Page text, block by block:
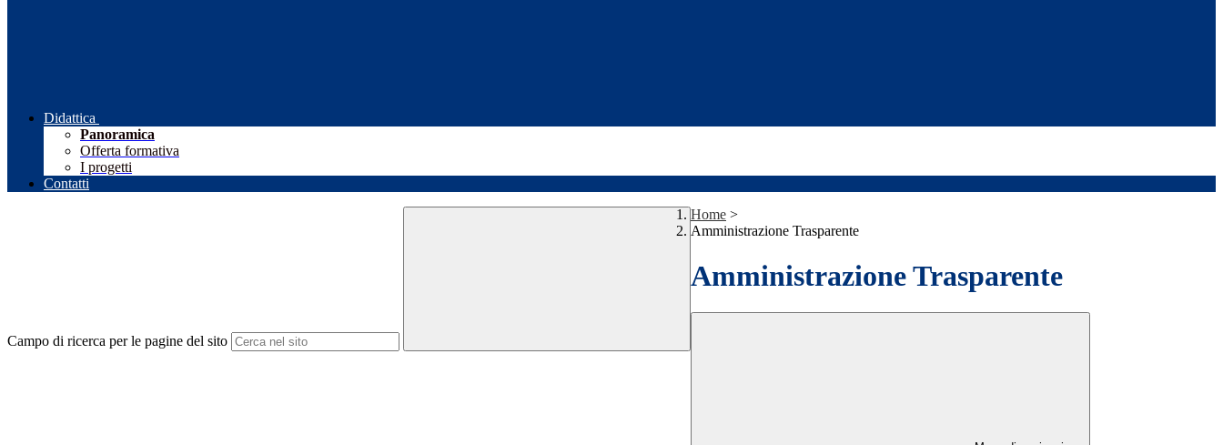
Didattica
Panoramica
Offerta formativa
I progetti
Contatti
Campo di ricerca per le pagine del sito
Home >
Amministrazione Trasparente
Amministrazione Trasparente